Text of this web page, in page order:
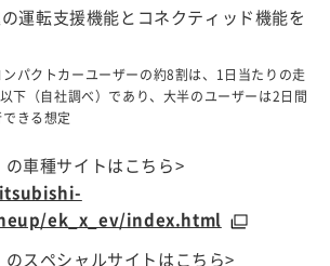
運転支援機能とコネクティッド機能を
ンパクトカーユーザーの約8割は、1日当たりの走
下（自社調べ）であり、大半のユーザーは2日間
きる想定
の車種サイトはこちら>
ek_x_ev/index.html （別ウィンド
のスペシャルサイトはこちら>